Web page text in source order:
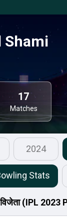
Shami
17
Matches
2024
Stats
(IPL 2023